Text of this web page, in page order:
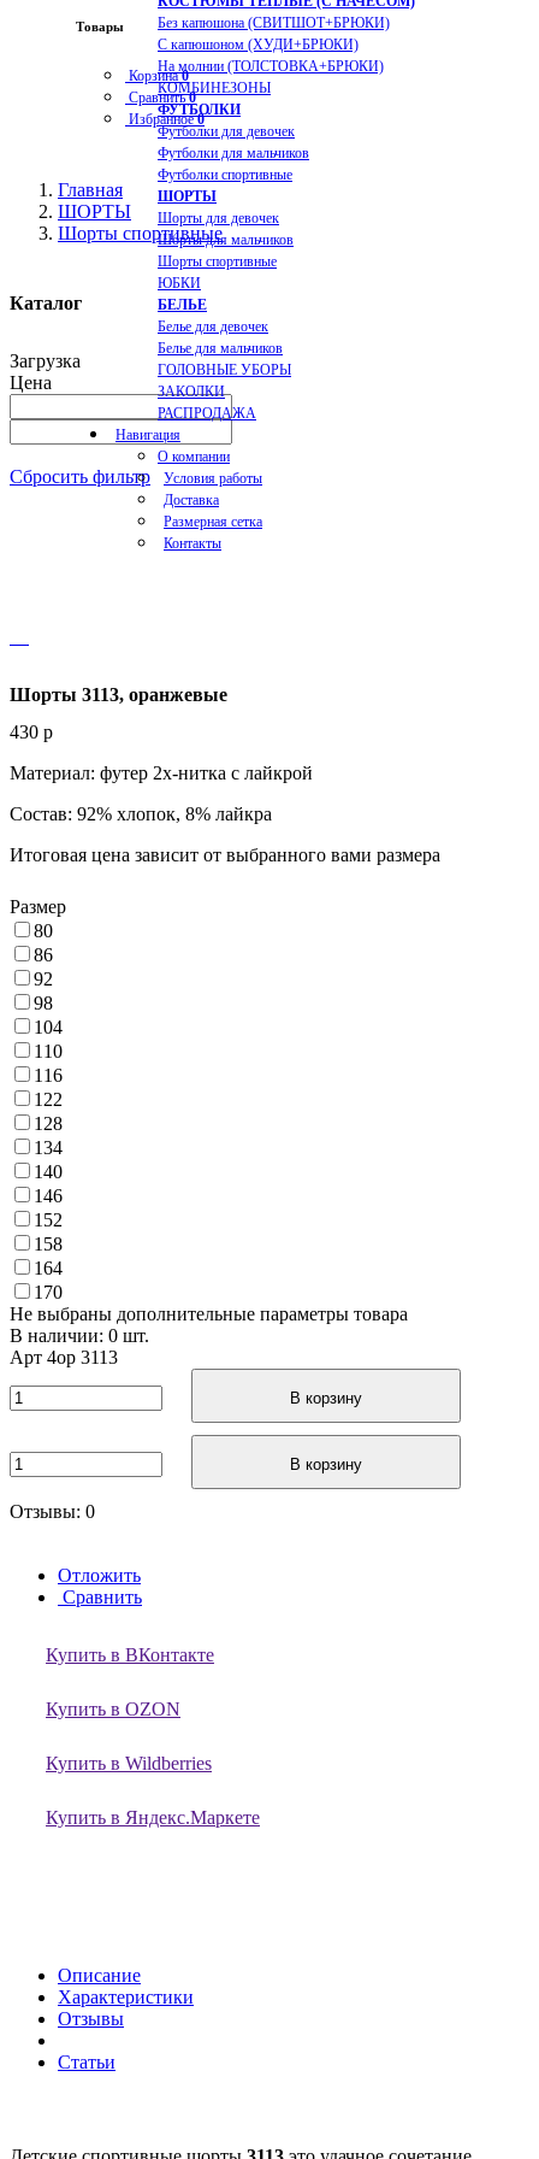
Товары
Корзина0
Сравнить0
Избранное0
Без капюшона (СВИТШОТ+БРЮКИ)
С капюшоном (ХУДИ+БРЮКИ)
На молнии (ТОЛСТОВКА+БРЮКИ)
КОМБИНЕЗОНЫ
ФУТБОЛКИ
Футболки для девочек
Футболки для мальчиков
Футболки спортивные
ШОРТЫ
Шорты для девочек
Шорты для мальчиков
Шорты спортивные
ЮБКИ
БЕЛЬЕ
Белье для девочек
Белье для мальчиков
ГОЛОВНЫЕ УБОРЫ
ЗАКОЛКИ
РАСПРОДАЖА
Навигация
О компании
Условия работы
Доставка
Размерная сетка
Контакты
Главная
ШОРТЫ
Шорты спортивные
Каталог
Загрузка
Цена
Сбросить фильтр
Шорты 3113, оранжевые
430 p
Материал: футер 2х-нитка с лайкрой
Состав: 92% хлопок, 8% лайкра
Итоговая цена зависит от выбранного вами размера
Размер
80
86
92
98
104
110
116
122
128
134
140
146
152
158
164
170
Не выбраны дополнительные параметры товара
В наличии: 0 шт.
Арт 4ор 3113
В корзину
В корзину
Отзывы: 0
Отложить
Сравнить
Купить в ВКонтакте
Купить в OZON
Купить в Wildberries
Купить в Яндекс.Маркете
Описание
Характеристики
Отзывы
Статьи